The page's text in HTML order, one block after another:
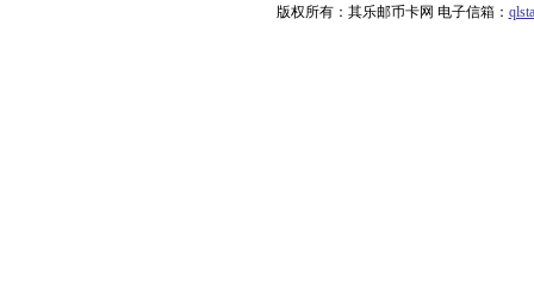
版权所有：其乐邮币卡网 电子信箱：